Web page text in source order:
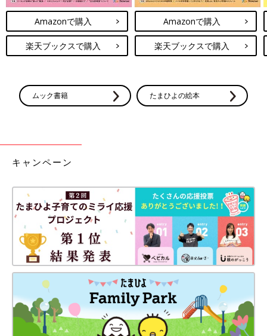
Amazonで購入
楽天ブックスで購入
Amazonで購入
楽天ブックスで購入
ムック書籍 たまひよの絵本
キャンペーン